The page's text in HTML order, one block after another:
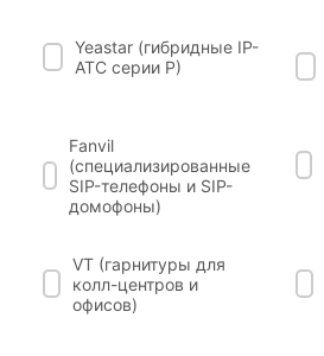
Yeastar (гибридные IP-
АТС серии P)
Fanvil
(специализированные
SIP-телефоны и SIP-
домофоны)
VT (гарнитуры для
колл-центров и
офисов)